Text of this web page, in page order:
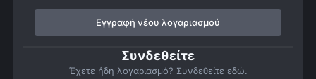
Εγγραφή νέου λογαριασμού
Συνδεθείτε
Έχετε ήδη λογαριασμό? Συνδεθείτε εδώ.